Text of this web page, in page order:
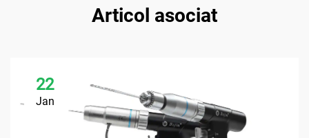
Articol asociat
22
Jan